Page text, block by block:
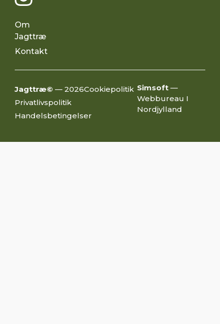
Om
Jagttræ
Kontakt
Jagttræ© — 2026Cookiepolitik
Privatlivspolitik
Handelsbetingelser
Simsoft —
Webbureau I
Nordjylland